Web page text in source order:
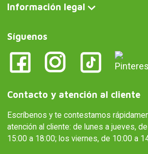
Información legal
Síguenos
Contacto y atención al cliente
Escríbenos y te contestamos
atención al cliente: de lunes a jueves,
15:00 a 18:00; los viernes, de 10:00 a